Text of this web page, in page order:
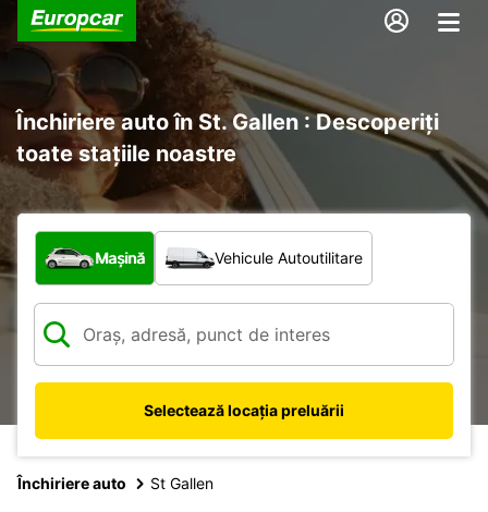
Închiriere auto în St. Gallen : Descoperiți
toate stațiile noastre
Ce tip de vehicul?
Mașină Vehicule Autoutilitare
Selectează locația preluării
Închiriere auto St Gallen